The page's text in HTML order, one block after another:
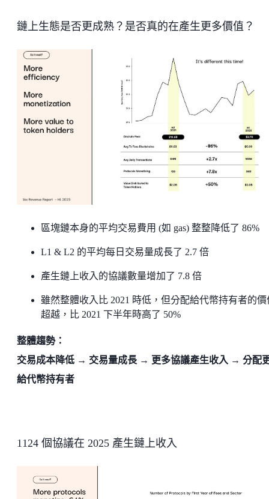
鏈上生態是否更成熟？是否真的在產生更多價值？
區塊鏈本身的平均交易費用 (如 gas) 整整降低了 86%
L1 & L2 的平均每日交易量成長了 2.7 倍
產生鏈上收入的協議數量增加了 7.8 倍
雖然整體收入比 2021 時低，但分配給代幣持有者的價
超越，比 2021 下半年時高了 50%
整體趨勢：
交易成本降低 → 交易量成長 → 更多協議產生收入 → 分配
給代幣持有者
1124 個協議在 2025 產生鏈上收入